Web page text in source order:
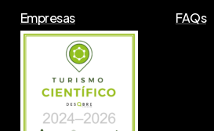
Empresas
FAQs